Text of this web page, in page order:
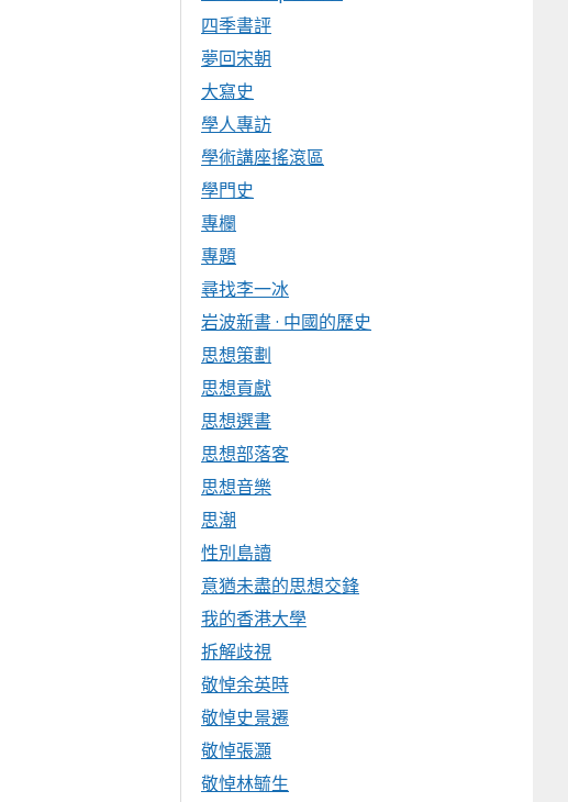
四季書評
夢回宋朝
大寫史
學人專訪
學術講座搖滾區
學門史
專欄
專題
尋找李一冰
岩波新書 · 中國的歷史
思想策劃
思想貢獻
思想選書
思想部落客
思想音樂
思潮
性別島讀
意猶未盡的思想交鋒
我的香港大學
拆解歧視
敬悼余英時
敬悼史景遷
敬悼張灝
敬悼林毓生